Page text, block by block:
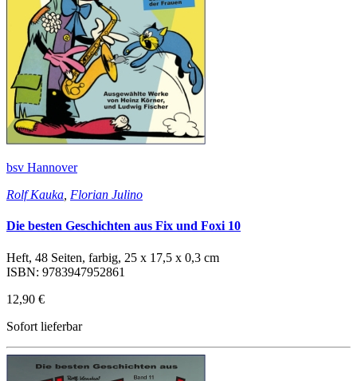
bsv Hannover
Rolf Kauka Florian Julino
Die besten Geschichten aus Fix und Foxi 10
Heft, 48 Seiten, farbig, 25 x 17,5 x 0,3 cm
ISBN: 9783947952861
12,90 €
Sofort lieferbar